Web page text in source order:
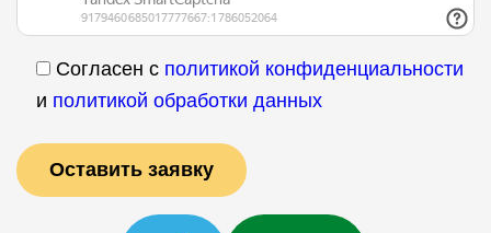
Согласен с политикой конфиденциальности
и политикой обработки данных